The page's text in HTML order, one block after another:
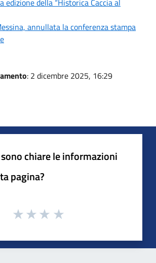
annullata la conferenza stampa
: 2 dicembre 2025, 16:29
chiare le informazioni
pagina?